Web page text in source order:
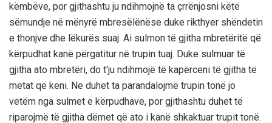
këmbëve, por gjithashtu ju ndihmojnë ta çrrënjosni këtë
sëmundje në mënyrë mbresëlënëse duke rikthyer shëndetin
e thonjve dhe lëkurës suaj. Ai sulmon të gjitha mbretëritë që
kërpudhat kanë përgatitur në trupin tuaj. Duke sulmuar të
gjitha ato mbretëri, do t'ju ndihmojë të kapërceni të gjitha të
metat që keni. Ne duhet ta parandalojmë trupin tonë jo
vetëm nga sulmet e kërpudhave, por gjithashtu duhet të
riparojmë të gjitha dëmet që ato i kanë shkaktuar trupit tonë.